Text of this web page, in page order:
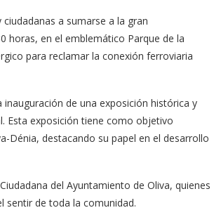
a sumarse a la gran
horas, en el emblemático Parque de la
para reclamar la conexión ferroviaria
de una exposición histórica y
Esta exposición tiene como objetivo
Dénia, destacando su papel en el desarrollo
del Ayuntamiento de Oliva, quienes
sentir de toda la comunidad.